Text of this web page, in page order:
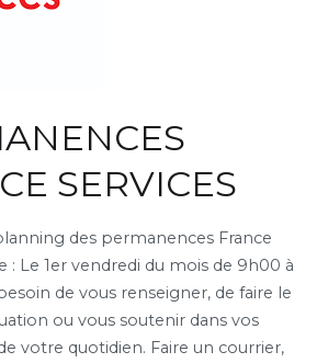
SERVICES
des permanences France
: Le 1er vendredi du mois de 9h00 à
de vous renseigner, de faire le
ou vous soutenir dans vos
votre quotidien. Faire un courrier,